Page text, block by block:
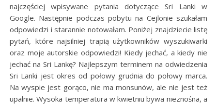
najczęściej wpisywane pytania dotyczące Sri Lanki w
Google. Następnie podczas pobytu na Cejlonie szukałam
odpowiedzi i starannie notowałam. Poniżej znajdziecie listę
pytań, które najsilniej trapią użytkowników wyszukiwarki
oraz moje autorskie odpowiedzi! Kiedy jechać, a kiedy nie
jechać na Sri Lankę? Najlepszym terminem na odwiedzenia
Sri Lanki jest okres od połowy grudnia do połowy marca.
Na wyspie jest gorąco, nie ma monsunów, ale nie jest też
upalnie. Wysoka temperatura w kwietniu bywa nieznośna, a